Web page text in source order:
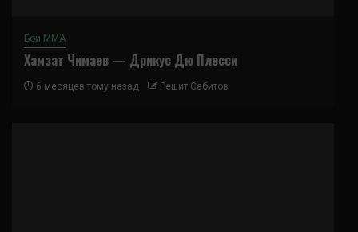
Бои ММА
Хамзат Чимаев — Дрикус Дю Плесси
6 месяцев тому назад Решит Сабитов